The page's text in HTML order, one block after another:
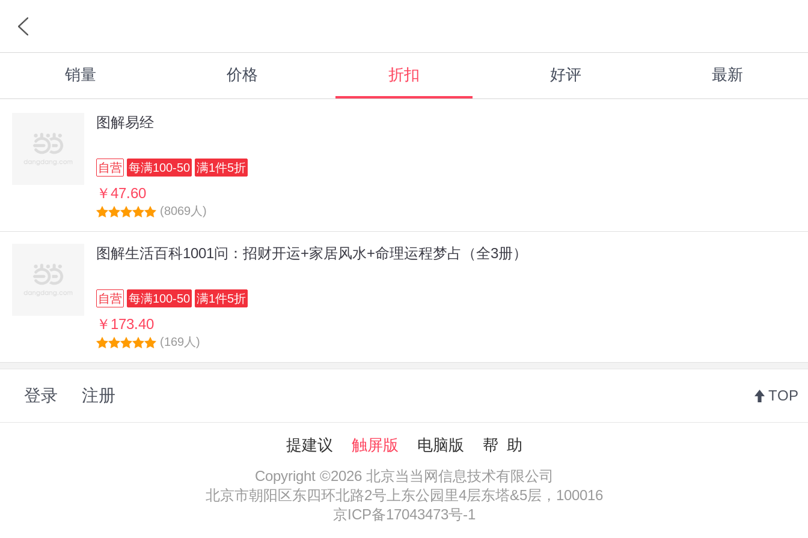
销量 价格 折扣 好评 最新
图解易经
自营 每满100-50 满1件5折
￥47.60
(8069人)
图解生活百科1001问：招财开运+家居风水+命理运程梦占（全3册）
自营 每满100-50 满1件5折
￥173.40
(169人)
登录 注册 TOP
提建议 触屏版 电脑版 帮 助
Copyright ©2026 北京当当网信息技术有限公司
北京市朝阳区东四环北路2号上东公园里4层东塔&5层，100016
京ICP备17043473号-1